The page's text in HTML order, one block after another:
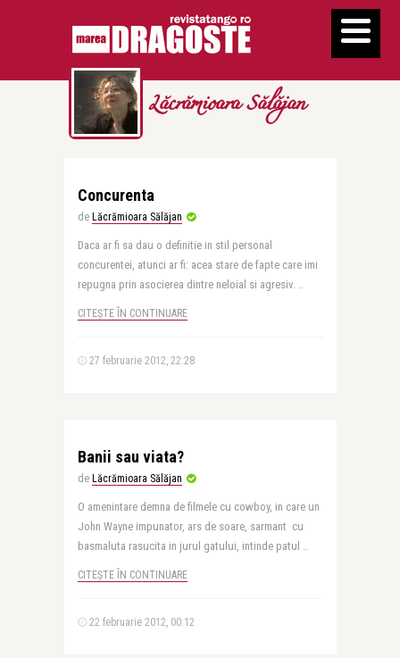
Lăcrămioara Sălăjan
Concurenta
de Lăcrămioara Sălăjan
Daca ar fi sa dau o definitie in stil personal
concurentei, atunci ar fi: acea stare de fapte care imi
repugna prin asocierea dintre neloial si agresiv. ..
CITEȘTE ÎN CONTINUARE
27 februarie 2012, 22:28
Banii sau viata?
de Lăcrămioara Sălăjan
O amenintare demna de filmele cu cowboy, in care un
John Wayne impunator, ars de soare, sarmant cu
basmaluta rasucita in jurul gatului, intinde patul ..
CITEȘTE ÎN CONTINUARE
22 februarie 2012, 00:12